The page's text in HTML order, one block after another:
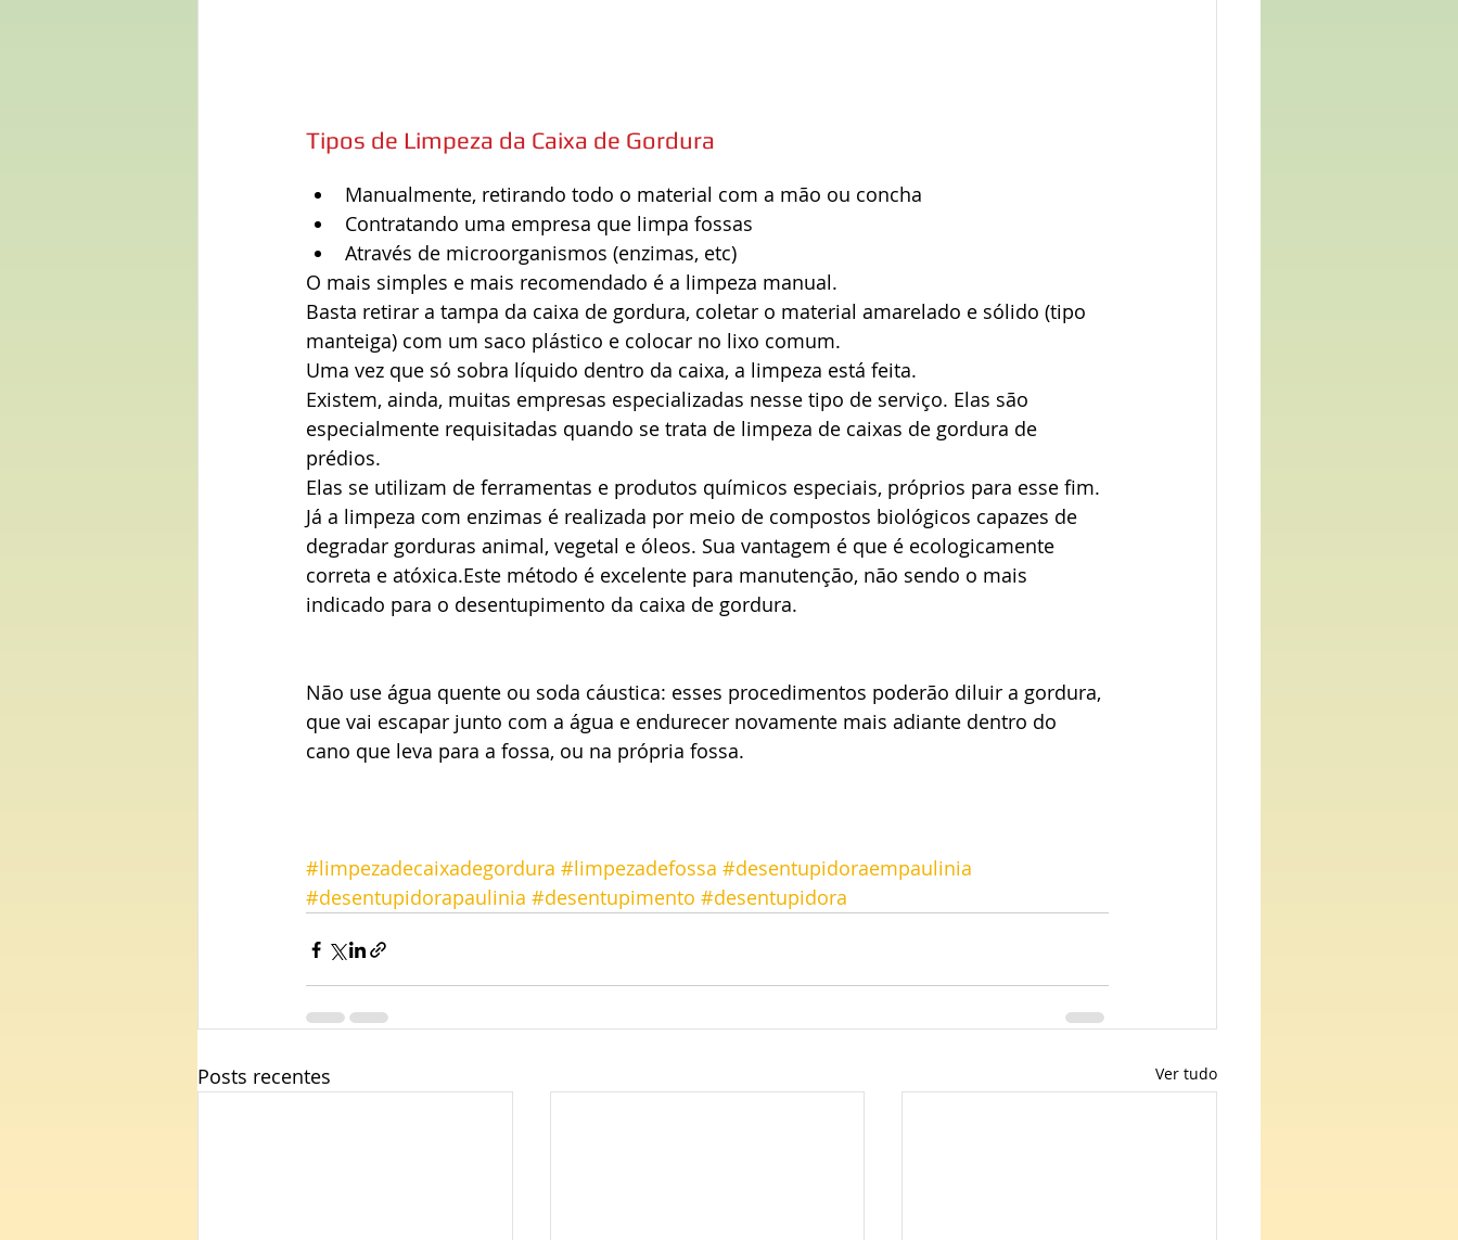
Tipos de Limpeza da Caixa de Gordura
Manualmente, retirando todo o material com a mão ou concha
Contratando uma empresa que limpa fossas
Através de microorganismos (enzimas, etc)
O mais simples e mais recomendado é a limpeza manual.
Basta retirar a tampa da caixa de gordura, coletar o material amarelado e sólido (tipo
manteiga) com um saco plástico e colocar no lixo comum.
Uma vez que só sobra líquido dentro da caixa, a limpeza está feita.
Existem, ainda, muitas empresas especializadas nesse tipo de serviço. Elas são
especialmente requisitadas quando se trata de limpeza de caixas de gordura de
prédios.
Elas se utilizam de ferramentas e produtos químicos especiais, próprios para esse fim.
Já a limpeza com enzimas é realizada por meio de compostos biológicos capazes de
degradar gorduras animal, vegetal e óleos. Sua vantagem é que é ecologicamente
correta e atóxica.Este método é excelente para manutenção, não sendo o mais
indicado para o desentupimento da caixa de gordura.
Não use água quente ou soda cáustica: esses procedimentos poderão diluir a gordura,
que vai escapar junto com a água e endurecer novamente mais adiante dentro do
cano que leva para a fossa, ou na própria fossa.
#limpezadecaixadegordura #limpezadefossa #desentupidoraempaulinia
#desentupidorapaulinia #desentupimento #desentupidora
Posts recentes Ver tudo